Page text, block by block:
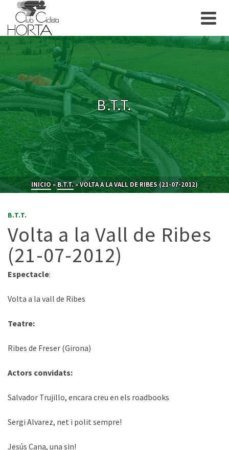
B.T.T.
INICIO»B.T.T.»VOLTA A LA VALL DE RIBES (21-07-2012)
B.T.T.
Volta a la Vall de Ribes
(21-07-2012)
Espectacle:
Volta a la vall de Ribes
Teatre:
Ribes de Freser (Girona)
Actors convidats:
Salvador Trujillo, encara creu en els roadbooks
Sergi Alvarez, net i polit sempre!
Jesús Cana, una sin!